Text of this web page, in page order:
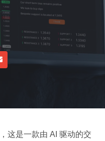
，这是一款由 AI 驱动的交